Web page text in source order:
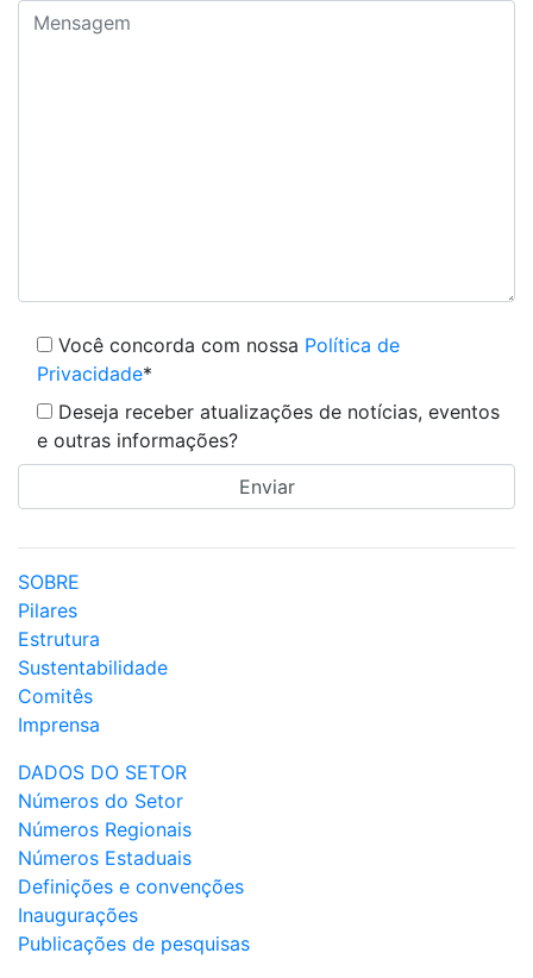
Você concorda com nossa Política de
Privacidade*
Deseja receber atualizações de notícias, eventos
e outras informações?
SOBRE
Pilares
Estrutura
Sustentabilidade
Comitês
Imprensa
DADOS DO SETOR
Números do Setor
Números Regionais
Números Estaduais
Definições e convenções
Inaugurações
Publicações de pesquisas